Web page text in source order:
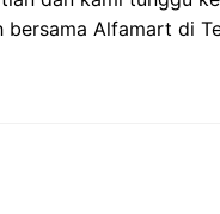
Alfamart di